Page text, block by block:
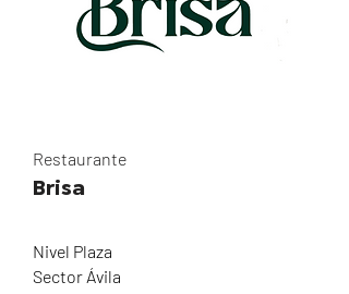
Restaurante
Brisa
Nivel Plaza
Sector Ávila